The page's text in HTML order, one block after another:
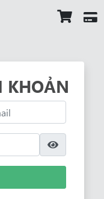
KHOẢN